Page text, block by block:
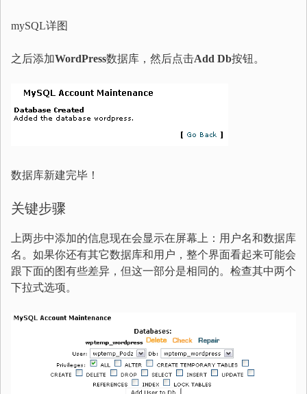
mySQL详图
之后添加WordPress数据库，然后点击Add Db按钮。
数据库新建完毕！
关键步骤
上两步中添加的信息现在会显示在屏幕上：用户名和数据库
名。如果你还有其它数据库和用户，整个界面看起来可能会
跟下面的图有些差异，但这一部分是相同的。检查其中两个
下拉式选项。